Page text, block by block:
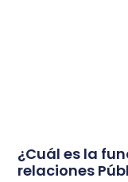
¿Cuál es la
relaciones